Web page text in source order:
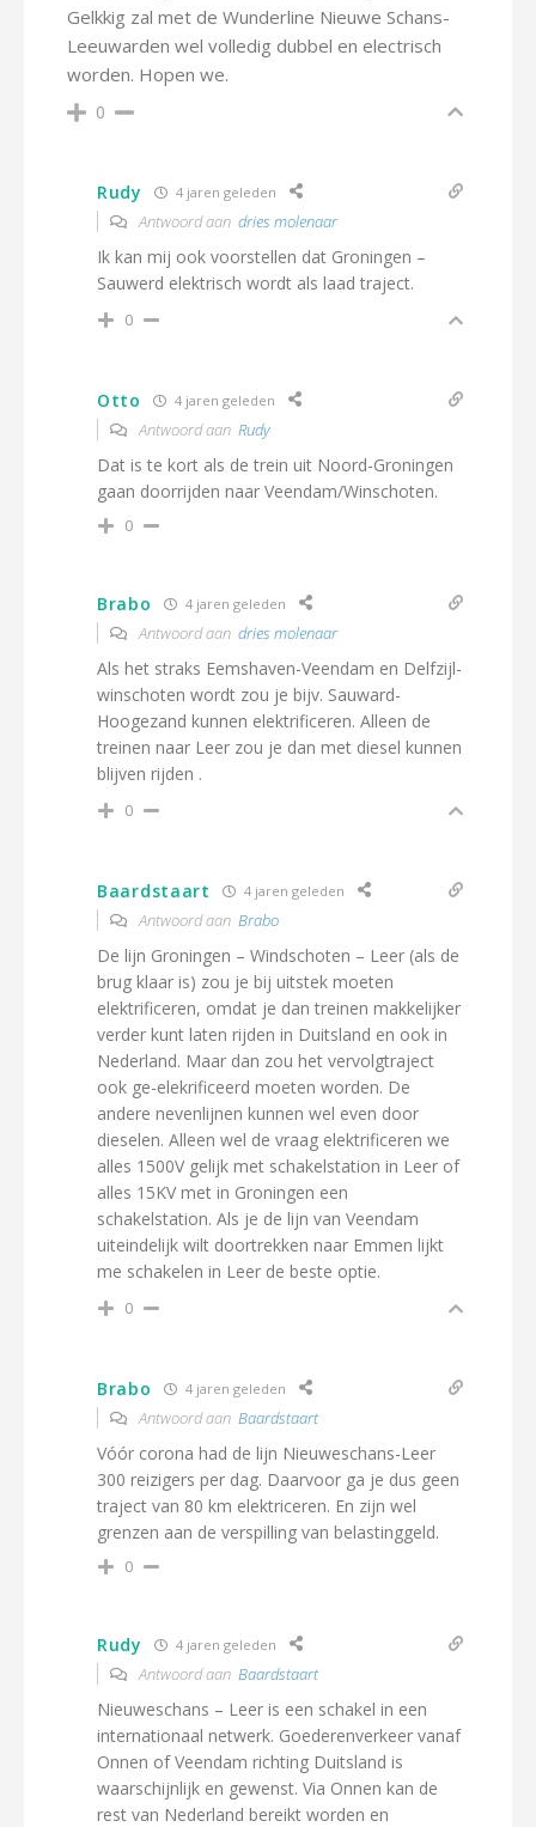
Gelkkig zal met de Wunderline Nieuwe Schans-
Leeuwarden wel volledig dubbel en electrisch
worden. Hopen we.
0
Rudy 4 jaren geleden
Antwoord aan dries molenaar
Ik kan mij ook voorstellen dat Groningen –
Sauwerd elektrisch wordt als laad traject.
0
Otto 4 jaren geleden
Antwoord aan Rudy
Dat is te kort als de trein uit Noord-Groningen
gaan doorrijden naar Veendam/Winschoten.
0
Brabo 4 jaren geleden
Antwoord aan dries molenaar
Als het straks Eemshaven-Veendam en Delfzijl-
winschoten wordt zou je bijv. Sauward-
Hoogezand kunnen elektrificeren. Alleen de
treinen naar Leer zou je dan met diesel kunnen
blijven rijden .
0
Baardstaart 4 jaren geleden
Antwoord aan Brabo
De lijn Groningen – Windschoten – Leer (als de
brug klaar is) zou je bij uitstek moeten
elektrificeren, omdat je dan treinen makkelijker
verder kunt laten rijden in Duitsland en ook in
Nederland. Maar dan zou het vervolgtraject
ook ge-elekrificeerd moeten worden. De
andere nevenlijnen kunnen wel even door
dieselen. Alleen wel de vraag elektrificeren we
alles 1500V gelijk met schakelstation in Leer of
alles 15KV met in Groningen een
schakelstation. Als je de lijn van Veendam
uiteindelijk wilt doortrekken naar Emmen lijkt
me schakelen in Leer de beste optie.
0
Brabo 4 jaren geleden
Antwoord aan Baardstaart
Vóór corona had de lijn Nieuweschans-Leer
300 reizigers per dag. Daarvoor ga je dus geen
traject van 80 km elektriceren. En zijn wel
grenzen aan de verspilling van belastinggeld.
0
Rudy 4 jaren geleden
Antwoord aan Baardstaart
Nieuweschans – Leer is een schakel in een
internationaal netwerk. Goederenverkeer vanaf
Onnen of Veendam richting Duitsland is
waarschijnlijk en gewenst. Via Onnen kan de
rest van Nederland bereikt worden en